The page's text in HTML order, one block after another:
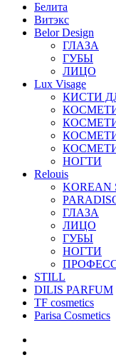
Белита
Витэкс
Belor Design
ГЛАЗА
ГУБЫ
ЛИЦО
Lux Visage
КИСТИ
НОГТИ
Relouis
KOREAN
ГЛАЗА
ЛИЦО
ГУБЫ
НОГТИ
STILL
DILIS PARFUM
TF cosmetics
Parisa Cosmetics